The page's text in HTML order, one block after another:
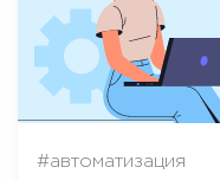
#автоматизация